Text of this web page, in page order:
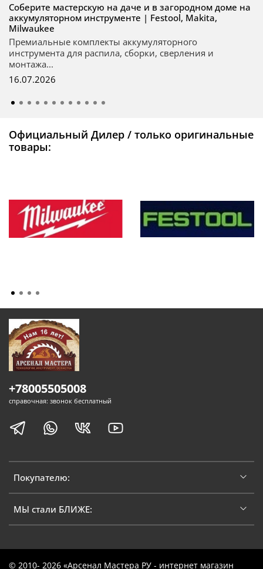
Соберите мастерскую на даче и в загородном доме на
аккумуляторном инструменте | Festool, Makita,
Milwaukee
Премиальные комплекты аккумуляторного
инструмента для распила, сборки, сверления и
монтажа...
16.07.2026
Официальный Дилер / только оригинальные
товары:
Покупателю:
МЫ стали БЛИЖЕ:
+78005505008
справочная: звонок бесплатный
© 2010- 2026 «Арсенал Мастера РУ - интернет магазин